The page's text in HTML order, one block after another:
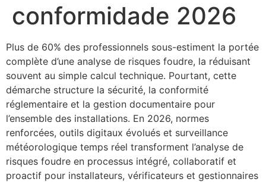
conformidade 2026
Plus de 60% des professionnels sous-estiment la portée
complète d’une analyse de risques foudre, la réduisant
souvent au simple calcul technique. Pourtant, cette
démarche structure la sécurité, la conformité
réglementaire et la gestion documentaire pour
l’ensemble des installations. En 2026, normes
renforcées, outils digitaux évolués et surveillance
météorologique temps réel transforment l’analyse de
risques foudre en processus intégré, collaboratif et
proactif pour installateurs, vérificateurs et gestionnaires